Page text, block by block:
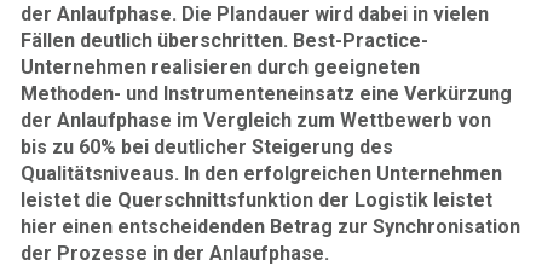
der Anlaufphase. Die Plandauer wird dabei in vielen
Fällen deutlich überschritten. Best-Practice-
Unternehmen realisieren durch geeigneten
Methoden- und Instrumenteneinsatz eine Verkürzung
der Anlaufphase im Vergleich zum Wettbewerb von
bis zu 60% bei deutlicher Steigerung des
Qualitätsniveaus. In den erfolgreichen Unternehmen
leistet die Querschnittsfunktion der Logistik leistet
hier einen entscheidenden Betrag zur Synchronisation
der Prozesse in der Anlaufphase.